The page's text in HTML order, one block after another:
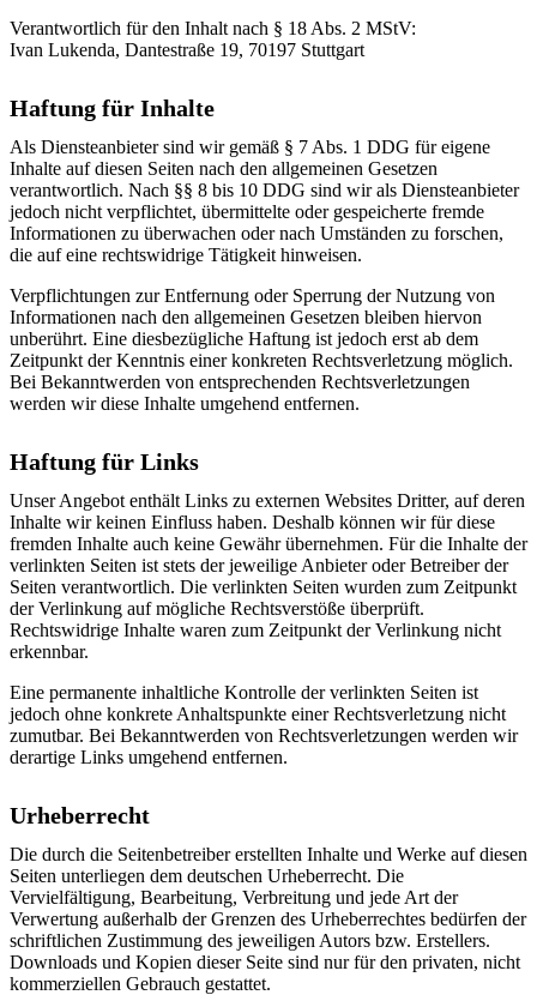
Verantwortlich für den Inhalt nach § 18 Abs. 2 MStV:
Ivan Lukenda, Dantestraße 19, 70197 Stuttgart
Haftung für Inhalte
Als Diensteanbieter sind wir gemäß § 7 Abs. 1 DDG für eigene
Inhalte auf diesen Seiten nach den allgemeinen Gesetzen
verantwortlich. Nach §§ 8 bis 10 DDG sind wir als Diensteanbieter
jedoch nicht verpflichtet, übermittelte oder gespeicherte fremde
Informationen zu überwachen oder nach Umständen zu forschen,
die auf eine rechtswidrige Tätigkeit hinweisen.
Verpflichtungen zur Entfernung oder Sperrung der Nutzung von
Informationen nach den allgemeinen Gesetzen bleiben hiervon
unberührt. Eine diesbezügliche Haftung ist jedoch erst ab dem
Zeitpunkt der Kenntnis einer konkreten Rechtsverletzung möglich.
Bei Bekanntwerden von entsprechenden Rechtsverletzungen
werden wir diese Inhalte umgehend entfernen.
Haftung für Links
Unser Angebot enthält Links zu externen Websites Dritter, auf deren
Inhalte wir keinen Einfluss haben. Deshalb können wir für diese
fremden Inhalte auch keine Gewähr übernehmen. Für die Inhalte der
verlinkten Seiten ist stets der jeweilige Anbieter oder Betreiber der
Seiten verantwortlich. Die verlinkten Seiten wurden zum Zeitpunkt
der Verlinkung auf mögliche Rechtsverstöße überprüft.
Rechtswidrige Inhalte waren zum Zeitpunkt der Verlinkung nicht
erkennbar.
Eine permanente inhaltliche Kontrolle der verlinkten Seiten ist
jedoch ohne konkrete Anhaltspunkte einer Rechtsverletzung nicht
zumutbar. Bei Bekanntwerden von Rechtsverletzungen werden wir
derartige Links umgehend entfernen.
Urheberrecht
Die durch die Seitenbetreiber erstellten Inhalte und Werke auf diesen
Seiten unterliegen dem deutschen Urheberrecht. Die
Vervielfältigung, Bearbeitung, Verbreitung und jede Art der
Verwertung außerhalb der Grenzen des Urheberrechtes bedürfen der
schriftlichen Zustimmung des jeweiligen Autors bzw. Erstellers.
Downloads und Kopien dieser Seite sind nur für den privaten, nicht
kommerziellen Gebrauch gestattet.